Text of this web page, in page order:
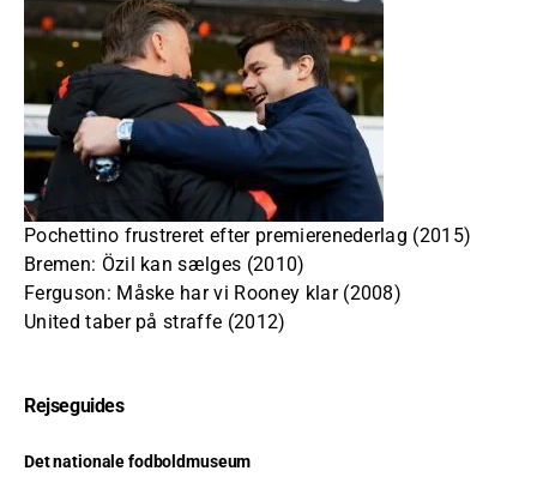
Pochettino frustreret efter premierenederlag (2015)
Bremen: Özil kan sælges (2010)
Ferguson: Måske har vi Rooney klar (2008)
United taber på straffe (2012)
Rejseguides
Det nationale fodboldmuseum